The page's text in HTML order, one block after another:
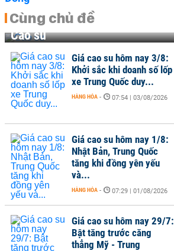
Cùng chủ đề
Cao su
Giá cao su hôm nay 3/8:
Khởi sắc khi doanh số lốp
xe Trung Quốc duy...
HÀNG HÓA - 07:54 | 03/08/2026
Giá cao su hôm nay 1/8:
Nhật Bản, Trung Quốc
tăng khi đồng yên yếu
và...
HÀNG HÓA - 07:29 | 01/08/2026
Giá cao su hôm nay 29/7:
Bật tăng trước căng
thẳng Mỹ - Trung